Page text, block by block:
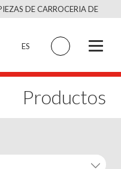
DE CARROCERIA DE
AL ORIGINAL
ES
Productos